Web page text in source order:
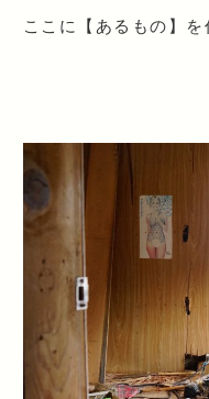
ここに【あるもの】を